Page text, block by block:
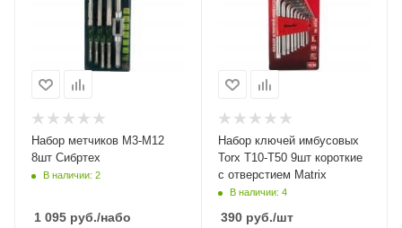
Набор метчиков М3-М12
8шт Сибртех
В наличии: 2
1 095 руб./набо
Набор ключей имбусовых
Torx T10-Т50 9шт короткие
с отверстием Matrix
В наличии: 4
390руб./шт